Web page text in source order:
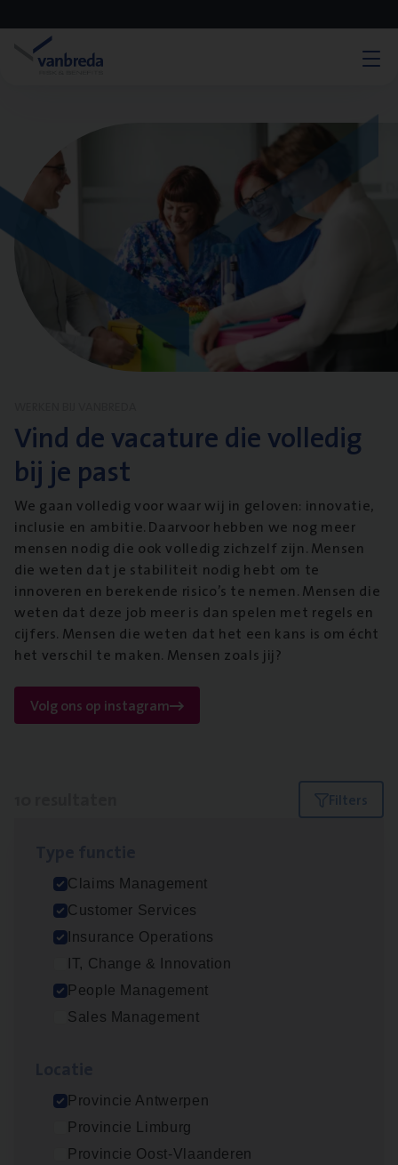
Vind de vacature die volledig
bij je past
We gaan volledig voor waar wij in geloven: innovatie,
inclusie en ambitie. Daarvoor hebben we nog meer
mensen nodig die ook volledig zichzelf zijn. Mensen
die weten dat je stabiliteit nodig hebt om te
innoveren en berekende risico’s te nemen. Mensen die
weten dat deze job meer is dan spelen met regels en
cijfers. Mensen die weten dat het een kans is om écht
het verschil te maken. Mensen zoals jij?
Volg ons op instagram
Filters
Claims Management
Customer Services
Insurance Operations
IT, Change & Innovation
People Management
Sales Management
Provincie Antwerpen
Provincie Limburg
Provincie Oost-Vlaanderen
Scha­de Expert Fleet
Claims Management
Antwerpen
Dos­sier­be­heer­der ver­ze­ke­rin­gen — Soci­al
Antwerpen